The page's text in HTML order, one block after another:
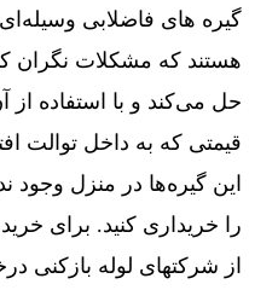
گیره های فاضلابی
هستند که مشکلات نگران
حل می‌کند و با استفاده از
قیمتی که به داخل توالت
این گیره‌ها در منزل وجود
را خریداری کنید. برای
از شرکتهای لوله بازکنی